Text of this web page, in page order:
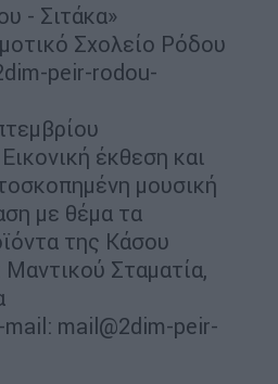
- Σιτάκα»
Σχολείο Ρόδου
peir-rodou-
έκθεση και
μουσική
με θέμα τα
της Κάσου
Σταματία,
mail: mail@2dim-peir-